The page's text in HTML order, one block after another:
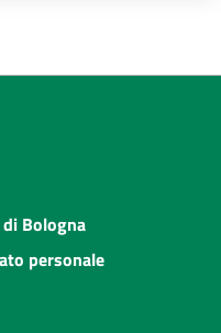
Bologna
personale